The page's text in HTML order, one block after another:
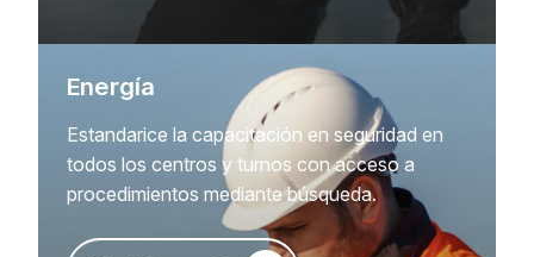
Energía
Estandarice la capacitación en seguridad en
todos los centros y turnos con acceso a
procedimientos mediante búsqueda.